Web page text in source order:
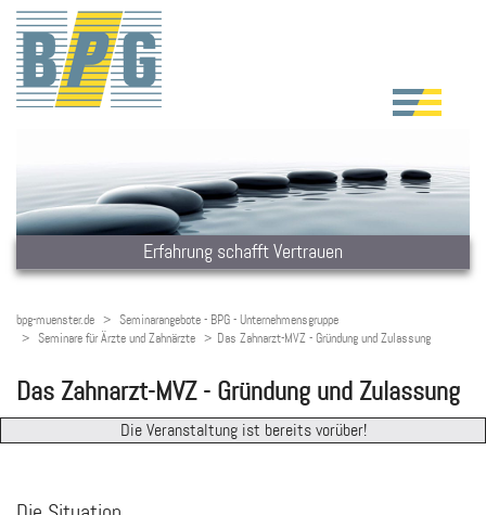
Erfahrung schafft Vertrauen
bpg-muenster.de
Seminarangebote - BPG - Unternehmensgruppe
Seminare für Ärzte und Zahnärzte
Das Zahnarzt-MVZ - Gründung und Zulassung
Das Zahnarzt-MVZ - Gründung und Zulassung
Die Veranstaltung ist bereits vorüber!